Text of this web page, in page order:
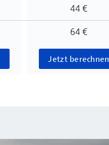
44 €
64 €
Jetzt berechnen